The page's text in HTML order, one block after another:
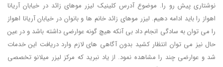
نوشتاری پیش رو را. موضوع آدرس کلینیک لیزر موهای زائد در خیابان آریانا
اهواز را باید ادامه دهیم. لیزر موهای زائد خانم ها و بانوان در خیابان آریانا اهواز
را می توان به سادگی انجام داد بی آنکه هیچ گونه عوارضی داشته باشد و در عین
حال نیز می توان انتظار کشید بدون آگاهی های لازم وارد دریافت این خدمات
شد و عوارضی چند را مشاهده نمود. از یاد نبرید که مرکز لیزر میلانو تخصصی